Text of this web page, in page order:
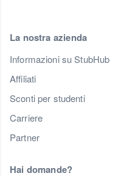
La nostra azienda
Informazioni su StubHub
Affiliati
Sconti per studenti
Carriere
Partner
Hai domande?